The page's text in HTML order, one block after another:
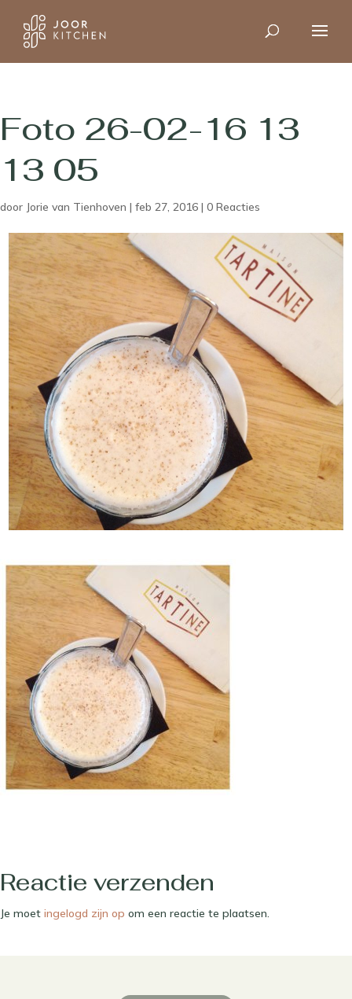
Foto 26-02-16 13
13 05
door Jorie van Tienhoven | feb 27, 2016 | 0 Reacties
Reactie verzenden
Je moet ingelogd zijn op om een reactie te plaatsen.